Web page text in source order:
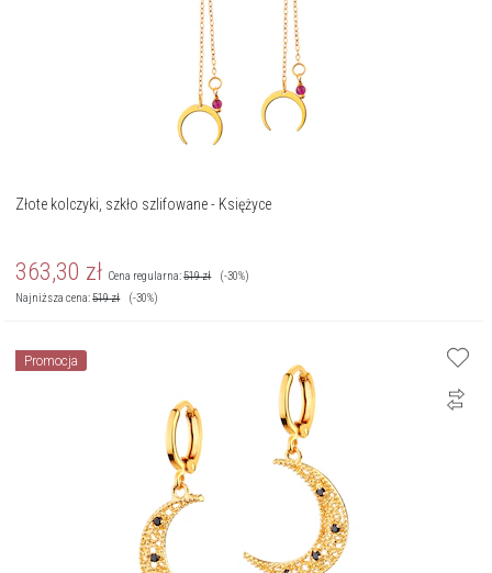
Złote kolczyki, szkło szlifowane - Księżyce
363,30 zł Cena regularna:519zł
(-30%)
Najniższa cena:519zł (-30%)
Promocja